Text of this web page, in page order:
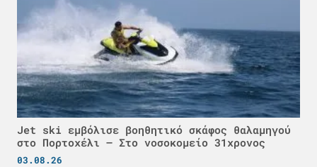
Jet ski εμβόλισε βοηθητικό σκάφος θαλαμηγού
στο Πορτοχέλι – Στο νοσοκομείο 31χρονος
03.08.26